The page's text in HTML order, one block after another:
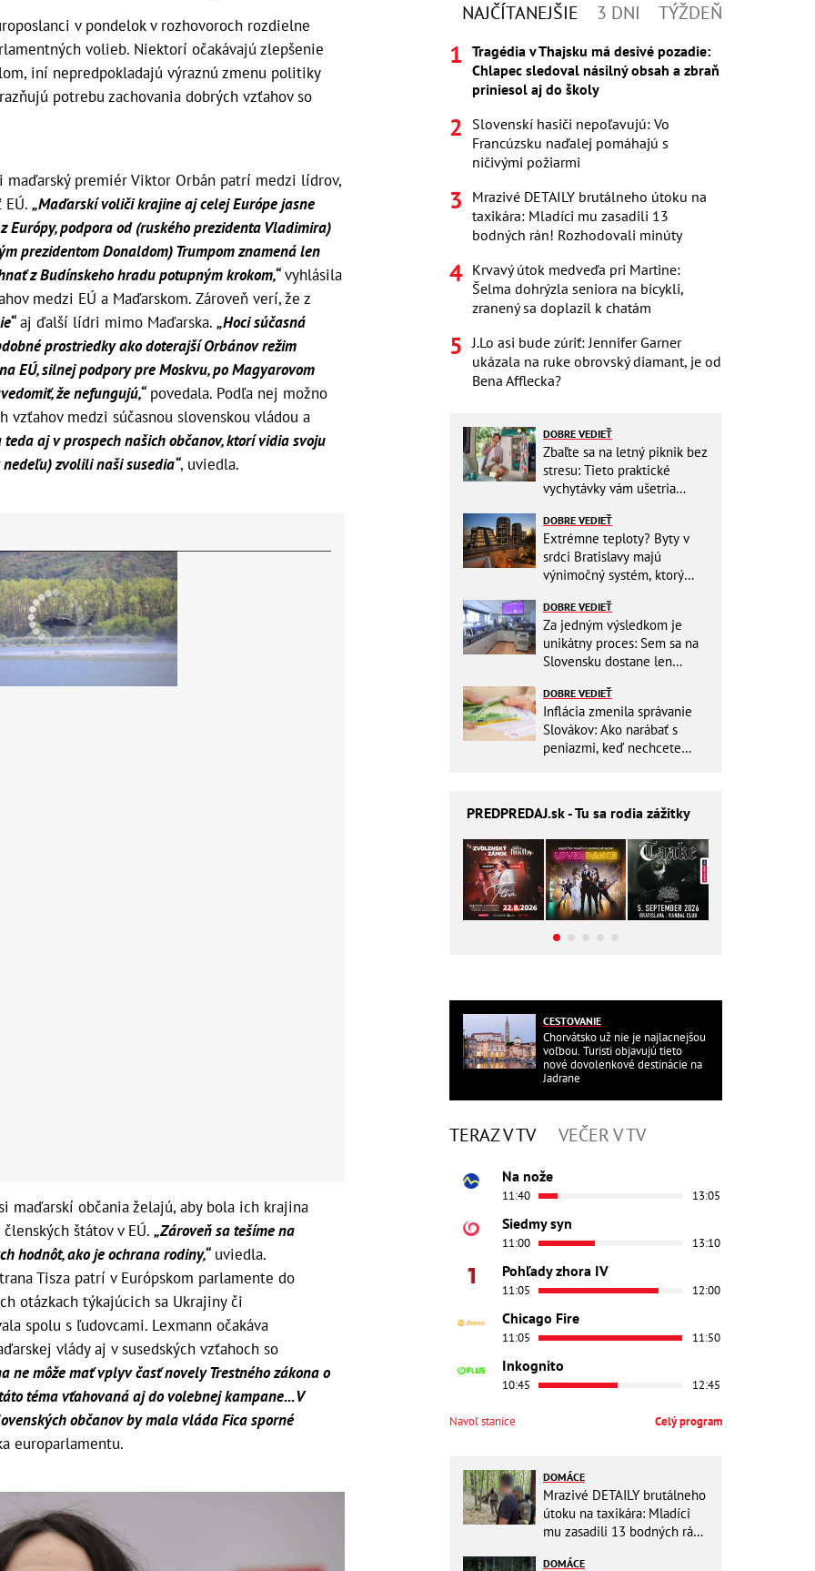
v pondelok v rozhovoroch rozdielne
volieb. Niektorí očakávajú zlepšenie
iní nepredpokladajú výraznú zmenu politiky
potrebu zachovania dobrých vzťahov so
maďarský premiér Viktor Orbán patrí medzi lídrov,
„Maďarskí voliči krajine aj celej Európe jasne
Európy, podpora od (ruského prezidenta Vladimira)
prezidentom Donaldom) Trumpom znamená len
z Budínskeho hradu potupným krokom,“vyhlásila
medzi EÚ a Maďarskom. Zároveň verí, že z
aj ďalší lídri mimo Maďarska. „Hoci súčasná
prostriedky ako doterajší Orbánov režim
EÚ, silnej podpory pre Moskvu, po Magyarovom
že nefungujú,“povedala. Podľa nej možno
vzťahov medzi súčasnou slovenskou vládou a
teda aj v prospech našich občanov, ktorí vidia svoju
zvolili naši susedia“, uviedla.
maďarskí občania želajú, aby bola ich krajina
štátov v EÚ. „Zároveň sa tešíme na
hodnôt, ako je ochrana rodiny,“uviedla.
Tisza patrí v Európskom parlamente do
otázkach týkajúcich sa Ukrajiny či
spolu s ľudovcami. Lexmann očakáva
vlády aj v susedských vzťahoch so
ne môže mať vplyv časť novely Trestného zákona o
téma vťahovaná aj do volebnej kampane... V
občanov by mala vláda Fica sporné
europarlamentu.
NAJČÍTANEJŠIE 3 DNI TÝŽDEŇ
Tragédia v Thajsku má desivé pozadie:
Chlapec sledoval násilný obsah a zbraň
priniesol aj do školy
Slovenskí hasiči nepoľavujú: Vo
Francúzsku naďalej pomáhajú s
ničivými požiarmi
Mrazivé DETAILY brutálneho útoku na
taxikára: Mladíci mu zasadili 13
bodných rán! Rozhodovali minúty
Krvavý útok medveďa pri Martine:
Šelma dohrýzla seniora na bicykli,
zranený sa doplazil k chatám
J.Lo asi bude zúriť: Jennifer Garner
ukázala na ruke obrovský diamant, je od
Bena Afflecka?
DOBRE VEDIEŤ
Zbaľte sa na letný piknik bez
stresu: Tieto praktické
vychytávky vám ušetria
DOBRE VEDIEŤ
Extrémne teploty? Byty v
srdci Bratislavy majú
výnimočný systém, ktorý
DOBRE VEDIEŤ
Za jedným výsledkom je
unikátny proces: Sem sa na
Slovensku dostane len
DOBRE VEDIEŤ
Inflácia zmenila správanie
Slovákov: Ako narábať s
peniazmi, keď nechcete
PREDPREDAJ.sk - Tu sa rodia zážitky
CESTOVANIE
Chorvátsko už nie je najlacnejšou
voľbou. Turisti objavujú tieto
nové dovolenkové destinácie na
Jadrane
TERAZ V TV VEČER V TV
Na nože
11:40 13:05
Siedmy syn
11:00 13:10
Pohľady zhora IV
11:05 12:00
Chicago Fire
11:05 11:50
Inkognito
10:45 12:45
Navoľ stanice Celý program
DOMÁCE
Mrazivé DETAILY brutálneho
útoku na taxikára: Mladíci
mu zasadili 13 bodných rán!
DOMÁCE